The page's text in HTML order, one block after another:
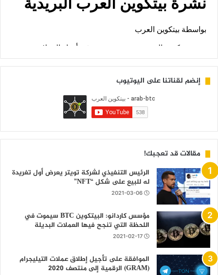
إنضم لقناتنا على اليوتيوب
مقالات قد تعجبك!
الرئيس التنفيذي لشركة تويتر يعرض أول تغريدة
له للبيع على شكل “NFT”
2021-03-06
مؤسس كاردانو: البيتكوين BTC سيموت في
اللحظة التي تنجح فيها العملات البديلة
2021-02-17
الموافقة على تأجيل إطلاق عملات التيليجرام
(GRAM) الرقمية إلى منتصف 2020